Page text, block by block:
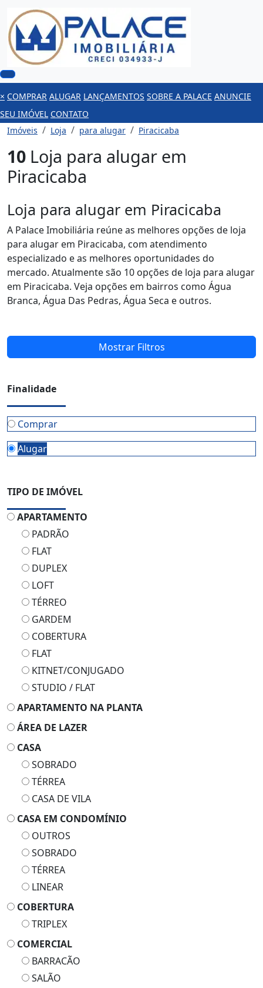
× COMPRAR ALUGAR LANÇAMENTOS SOBRE A PALACE ANUNCIE
SEU IMÓVEL CONTATO
Imóveis
Loja para alugar Piracicaba
10 Loja para alugar em
Piracicaba
Loja para alugar em Piracicaba
A Palace Imobiliária reúne as melhores opções de loja
para alugar em Piracicaba, com atendimento
especializado e as melhores oportunidades do
mercado. Atualmente são 10 opções de loja para alugar
em Piracicaba. Veja opções em bairros como Água
Branca, Água Das Pedras, Água Seca e outros.
Mostrar Filtros
Finalidade
Comprar
Alugar
TIPO DE IMÓVEL
APARTAMENTO
PADRÃO
FLAT
DUPLEX
LOFT
TÉRREO
GARDEM
COBERTURA
FLAT
KITNET/CONJUGADO
STUDIO / FLAT
APARTAMENTO NA PLANTA
ÁREA DE LAZER
CASA
SOBRADO
TÉRREA
CASA DE VILA
CASA EM CONDOMÍNIO
OUTROS
SOBRADO
TÉRREA
LINEAR
COBERTURA
TRIPLEX
COMERCIAL
BARRACÃO
SALÃO